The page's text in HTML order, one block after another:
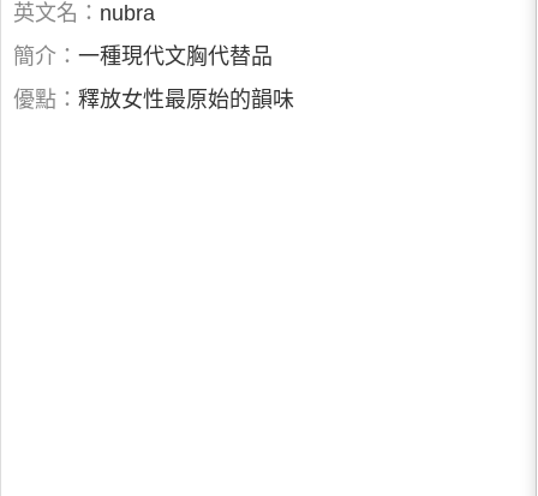
英文名： nubra
簡介： 一種現代文胸代替品
優點： 釋放女性最原始的韻味